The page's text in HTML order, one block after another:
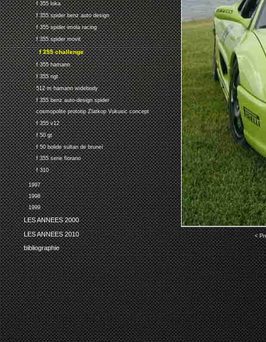
f 355 loka
f 355 spider benz auto design
f 355 spider imola racing
f 355 spider movit
f 355 challenge
f 355 hamann
f 355 ngt
512 m hamann widebody
f 355 benz auto-design spider
cosmopolite prototip Zlatkop Vukusic concept
f 355 v12
f 50 gt
f 50 bolide sultan de bruneï
f 355 serie fiorano
f 310
1997
1998
1999
LES ANNEES 2000
LES ANNEES 2010
bibliographie
<